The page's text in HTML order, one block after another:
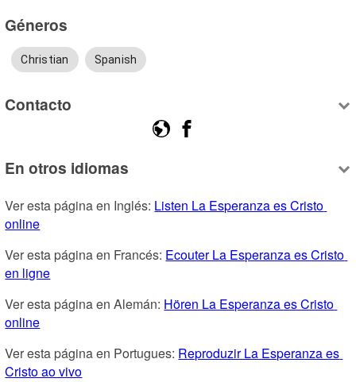
Géneros
Christian Spanish
Contacto
En otros idiomas
Ver esta página en Inglés: Listen La Esperanza es Cristo
online
Ver esta página en Francés: Ecouter La Esperanza es Cristo
en ligne
Ver esta página en Alemán: Hören La Esperanza es Cristo
online
Ver esta página en Portugues: Reproduzir La Esperanza es
Cristo ao vivo